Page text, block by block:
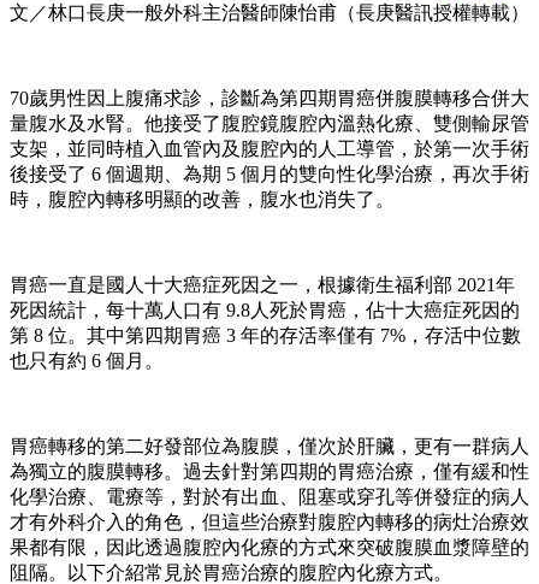
文／林口長庚一般外科主治醫師陳怡甫（長庚醫訊授權轉載）
70歲男性因上腹痛求診，診斷為第四期胃癌併腹膜轉移合併大
量腹水及水腎。他接受了腹腔鏡腹腔內溫熱化療、雙側輸尿管
支架，並同時植入血管內及腹腔內的人工導管，於第一次手術
後接受了 6 個週期、為期 5 個月的雙向性化學治療，再次手術
時，腹腔內轉移明顯的改善，腹水也消失了。
胃癌一直是國人十大癌症死因之一，根據衛生福利部 2021年
死因統計，每十萬人口有 9.8人死於胃癌，佔十大癌症死因的
第 8 位。其中第四期胃癌 3 年的存活率僅有 7%，存活中位數
也只有約 6 個月。
胃癌轉移的第二好發部位為腹膜，僅次於肝臟，更有一群病人
為獨立的腹膜轉移。過去針對第四期的胃癌治療，僅有緩和性
化學治療、電療等，對於有出血、阻塞或穿孔等併發症的病人
才有外科介入的角色，但這些治療對腹腔內轉移的病灶治療效
果都有限，因此透過腹腔內化療的方式來突破腹膜血漿障壁的
阻隔。以下介紹常見於胃癌治療的腹腔內化療方式。